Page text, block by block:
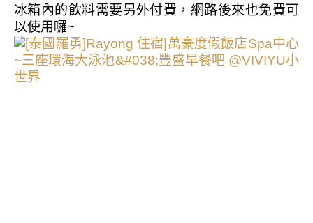
冰箱內的飲料需要另外付費，網路後來也免費可
以使用囉~